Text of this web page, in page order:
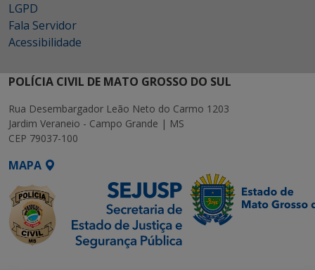
LGPD
Fala Servidor
Acessibilidade
POLÍCIA CIVIL DE MATO GROSSO DO SUL
Rua Desembargador Leão Neto do Carmo 1203
Jardim Veraneio - Campo Grande | MS
CEP 79037-100
MAPA